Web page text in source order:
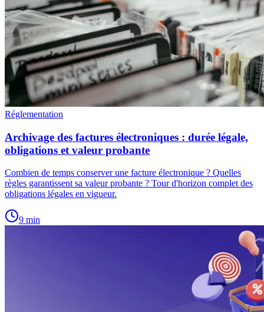
Réglementation
Archivage des factures électroniques : durée légale,
obligations et valeur probante
Combien de temps conserver une facture électronique ? Quelles
règles garantissent sa valeur probante ? Tour d'horizon complet des
obligations légales en vigueur.
9 min